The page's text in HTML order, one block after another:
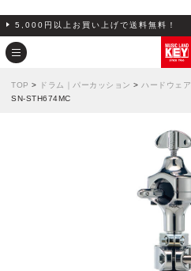
5,000円以上お買い上げで送料無料！
TOP > ドラム｜パーカッション > ハードウェア
SN-STH674MC